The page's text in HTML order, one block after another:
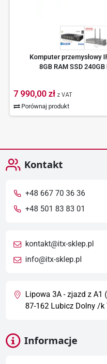
Komputer przemysłowy
8GB RAM SSD
7 990,00 zł z VAT
Porównaj produkt
Kontakt
+48 667 70 36 36
+48 501 83 83 01
kontakt@itx-sklep.pl
info@itx-sklep.pl
Lipowa 3A - zjazd z A1
87-162 Lubicz Dolny /k
Informacje